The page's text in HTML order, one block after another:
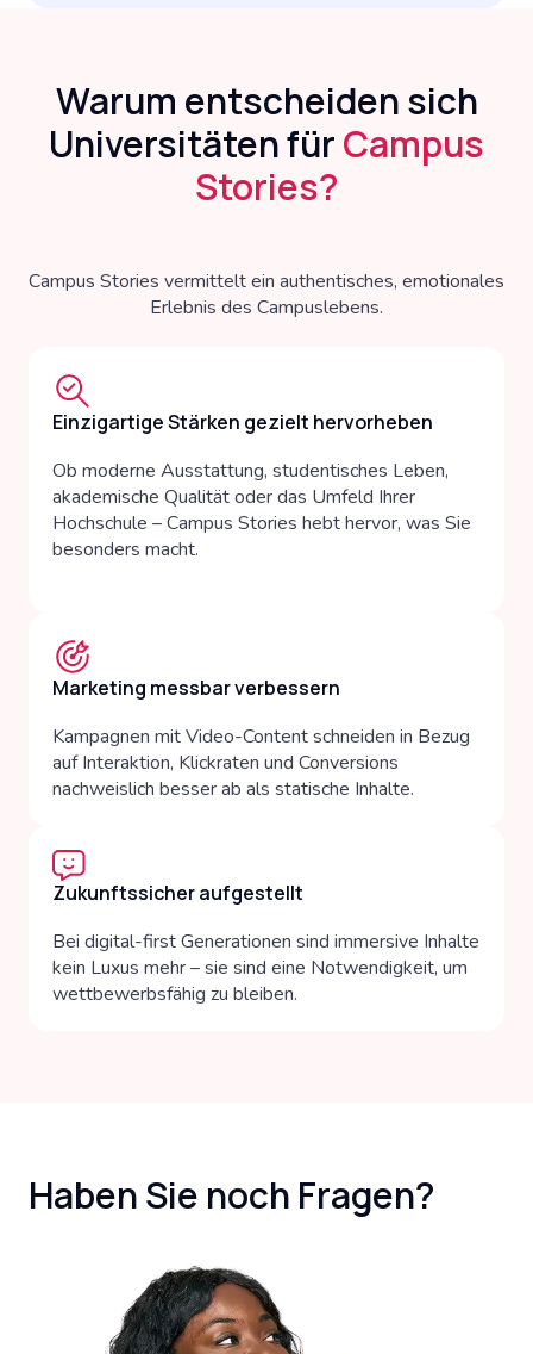
Warum entscheiden sich
Universitäten fürCampus
Stories?
Campus Stories vermittelt ein authentisches, emotionales
Erlebnis des Campuslebens.
Einzigartige Stärken gezielt hervorheben
Ob moderne Ausstattung, studentisches Leben,
akademische Qualität oder das Umfeld Ihrer
Hochschule – Campus Stories hebt hervor, was Sie
besonders macht.
Marketing messbar verbessern
Kampagnen mit Video-Content schneiden in Bezug
auf Interaktion, Klickraten und Conversions
nachweislich besser ab als statische Inhalte.
Zukunftssicher aufgestellt
Bei digital-first Generationen sind immersive Inhalte
kein Luxus mehr – sie sind eine Notwendigkeit, um
wettbewerbsfähig zu bleiben.
Haben Sie noch Fragen?